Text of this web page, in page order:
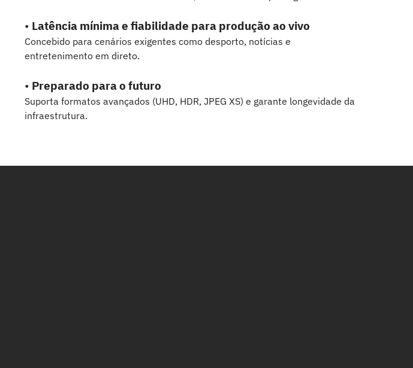
• Latência mínima e fiabilidade para produção ao vivo
Concebido para cenários exigentes como desporto, notícias e
entretenimento em direto.
• Preparado para o futuro
Suporta formatos avançados (UHD, HDR, JPEG XS) e garante longevidade da
infraestrutura.